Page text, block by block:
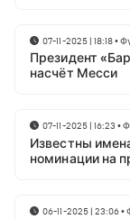
07-11-2025 | 18:18•
Президент
насчёт Месси
07-11-2025 | 16:23 •
Известны
номинации на
06-11-2025 | 23:06•